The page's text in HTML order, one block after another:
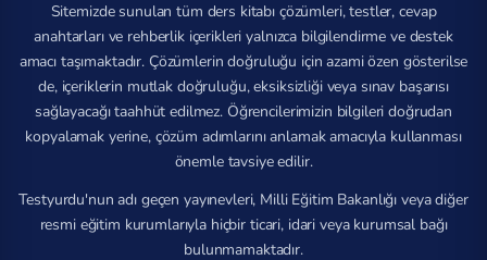
Sitemizde sunulan tüm ders kitabı çözümleri, testler, cevap
anahtarları ve rehberlik içerikleri yalnızca bilgilendirme ve destek
amacı taşımaktadır. Çözümlerin doğruluğu için azami özen gösterilse
de, içeriklerin mutlak doğruluğu, eksiksizliği veya sınav başarısı
sağlayacağı taahhüt edilmez. Öğrencilerimizin bilgileri doğrudan
kopyalamak yerine, çözüm adımlarını anlamak amacıyla kullanması
önemle tavsiye edilir.
Testyurdu'nun adı geçen yayınevleri, Milli Eğitim Bakanlığı veya diğer
resmi eğitim kurumlarıyla hiçbir ticari, idari veya kurumsal bağı
bulunmamaktadır.